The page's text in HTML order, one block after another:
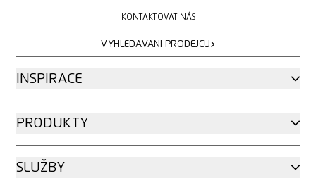
KONTAKTOVAT NÁS
VYHLEDÁVÁNÍ PRODEJCŮ
INSPIRACE
PRODUKTY
SLUŽBY